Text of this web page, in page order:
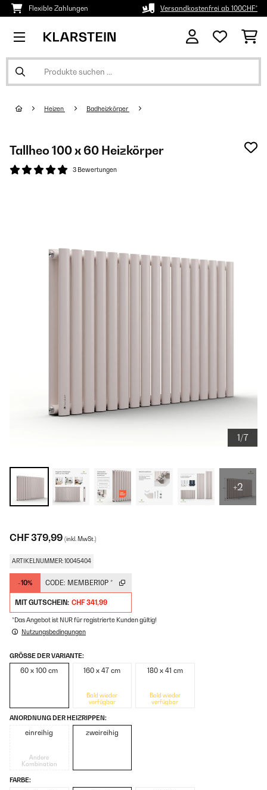
Flexible Zahlungen Versandkostenfrei ab 100CHF*
Heizen Badheizkörper
Tallheo 100 x 60 Heizkörper
3 Bewertungen
1/7
+2
CHF 379,99 (inkl. MwSt.)
ARTIKELNUMMER: 10045404
-10% CODE: MEMBER10P *
MIT GUTSCHEIN: CHF 341,99
*Das Angebot ist NUR für registrierte Kunden gültig!
Nutzungsbedingungen
GRÖSSE DER VARIANTE:
60 x 100 cm 160 x 47 cm
Bald wieder
verfügbar
180 x 41 cm
Bald wieder
verfügbar
ANORDNUNG DER HEIZRIPPEN:
einreihig
Andere
Kombination
zweireihig
FARBE: